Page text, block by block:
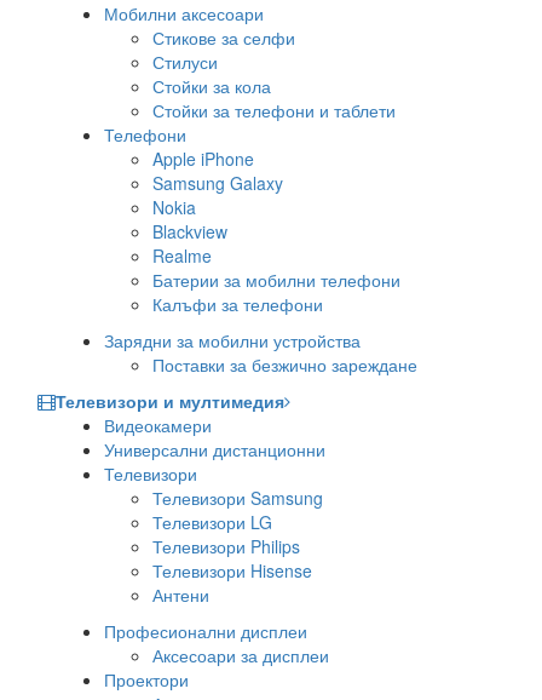
Мобилни аксесоари
Стикове за селфи
Стилуси
Стойки за кола
Стойки за телефони и таблети
Телефони
Apple iPhone
Samsung Galaxy
Nokia
Blackview
Realme
Батерии за мобилни телефони
Калъфи за телефони
Зарядни за мобилни устройства
Поставки за безжично зареждане
Телевизори и мултимедия
Видеокамери
Универсални дистанционни
Телевизори
Телевизори Samsung
Телевизори LG
Телевизори Philips
Телевизори Hisense
Антени
Професионални дисплеи
Аксесоари за дисплеи
Проектори